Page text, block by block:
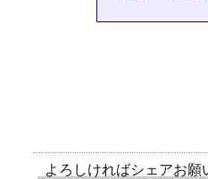
よろしければシェアお願